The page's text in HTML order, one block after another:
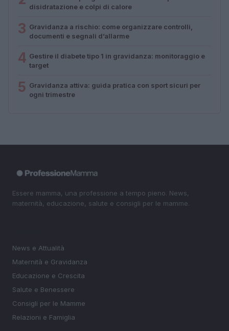
disidratazione e colpi di calore
3 Gravidanza a rischio: come organizzare controlli,
documenti e segnali d’allarme
4 Gestire il diabete tipo 1 in gravidanza: monitoraggio e
target
5 Gravidanza attiva: guida pratica con sport sicuri per
ogni trimestre
Essere mamma, una professione a tempo pieno. News,
maternità, educazione, salute e consigli per le mamme.
News e Attualità
Maternità e Gravidanza
Educazione e Crescita
Salute e Benessere
Consigli per le Mamme
Relazioni e Famiglia